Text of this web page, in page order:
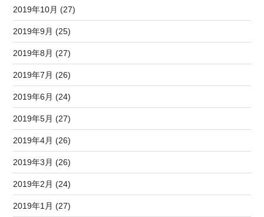
2019年10月 (27)
2019年9月 (25)
2019年8月 (27)
2019年7月 (26)
2019年6月 (24)
2019年5月 (27)
2019年4月 (26)
2019年3月 (26)
2019年2月 (24)
2019年1月 (27)